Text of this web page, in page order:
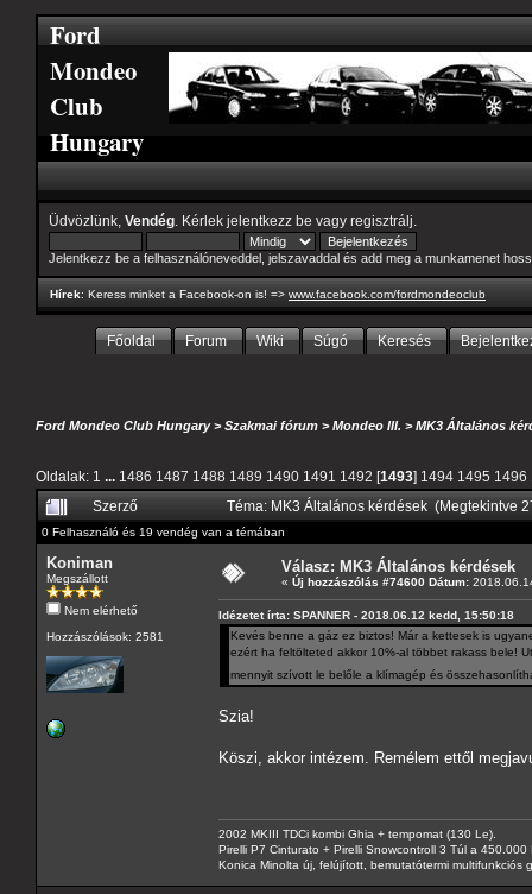
Ford
Mondeo
Club
Hungary
Üdvözlünk, Vendég . Kérlek jelentkezz be vagy regisztrálj
Jelentkezz be a felhasználóneveddel, jelszavaddal és add meg a munkamenet
Hírek: Keress minket a Facebook-on is! => www.facebook.com/fordmondeoclub
Főoldal Forum Wiki Súgó Keresés
Ford Mondeo Club Hungary>Szakmai fórum >Mondeo III. >MK3 Általános
Oldalak: 1 ... 1486 1487 1488 1489 1490 1491 1492 [1493] 1494 1495 1496
Szerző
Téma: MK3 Általános kérdések (Megtekintve
0 Felhasználó és 19 vendég van a témában
Koniman
Megszállott
Nem elérhető
Hozzászólások: 2581
Válasz: MK3 Általános kérdések
« Új hozzászólás #74600 Dátum:
Idézetet írta: SPANNER - 2018.06.12 kedd, 15:50:18
Kevés benne a gáz ez biztos! Már a kettesek is
ezért ha feltölteted akkor 10%-al többet rakass bele!
mennyit szívott le belőle a klímagép és
Szia!
Köszi, akkor intézem. Remélem ettől
2002 MKIII TDCi kombi Ghia + tempomat (130 Le).
Pirelli P7 Cinturato + Pirelli Snowcontroll 3 Túl a 450.000
Konica Minolta új, felújított, bemutatótermi